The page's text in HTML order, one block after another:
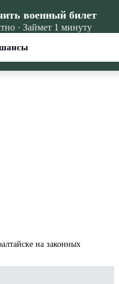
на законных
военный билет
· Займет 1 минуту